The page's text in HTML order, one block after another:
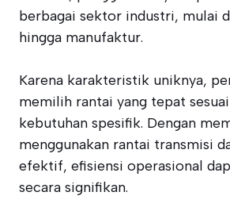
berbagai sektor industri, mulai
hingga manufaktur.
Karena karakteristik uniknya,
memilih rantai yang tepat
kebutuhan spesifik. Dengan
menggunakan rantai transmisi
efektif, efisiensi operasional
secara signifikan.